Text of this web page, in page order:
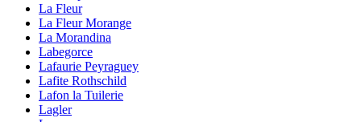
La Fleur
La Fleur Morange
La Morandina
Labegorce
Lafaurie Peyraguey
Lafite Rothschild
Lafon la Tuilerie
Lagler